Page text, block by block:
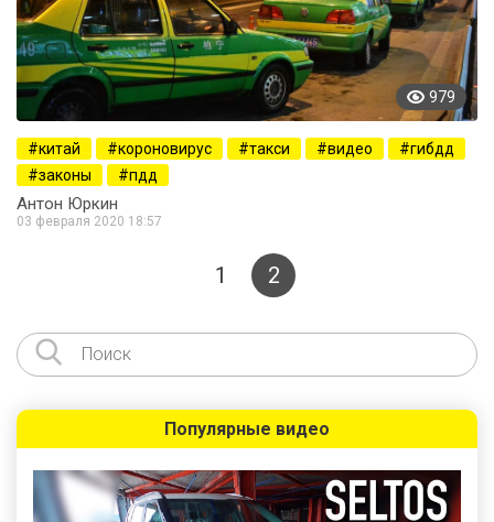
979
китай короновирус такси видео
гибдд
законы
пдд
Антон Юркин
03 февраля 2020 18:57
1 2
Популярные видео